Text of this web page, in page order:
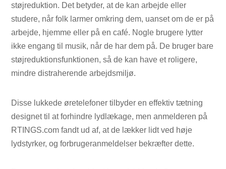
støjreduktion. Det betyder, at de kan arbejde eller
studere, når folk larmer omkring dem, uanset om de er på
arbejde, hjemme eller på en café. Nogle brugere lytter
ikke engang til musik, når de har dem på. De bruger bare
støjreduktionsfunktionen, så de kan have et roligere,
mindre distraherende arbejdsmiljø.
Disse lukkede øretelefoner tilbyder en effektiv tætning
designet til at forhindre lydlækage, men anmelderen på
RTINGS.com fandt ud af, at de lækker lidt ved høje
lydstyrker, og forbrugeranmeldelser bekræfter dette.